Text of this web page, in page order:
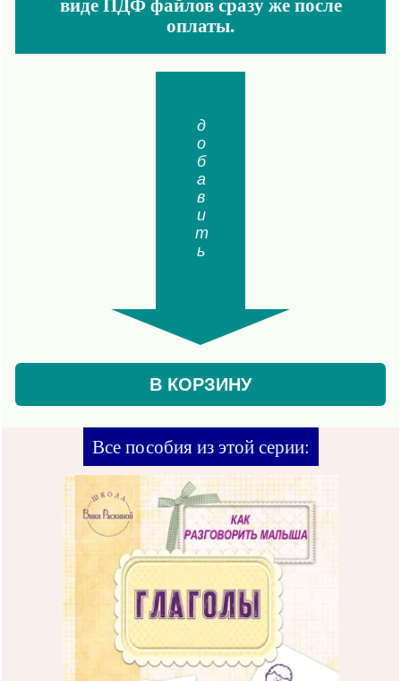
оплаты.
добавить
В КОРЗИНУ
Все пособия из этой серии: